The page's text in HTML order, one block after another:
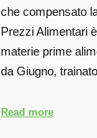
che compensato
Prezzi Alimentari
materie prime
da Giugno,
Read more